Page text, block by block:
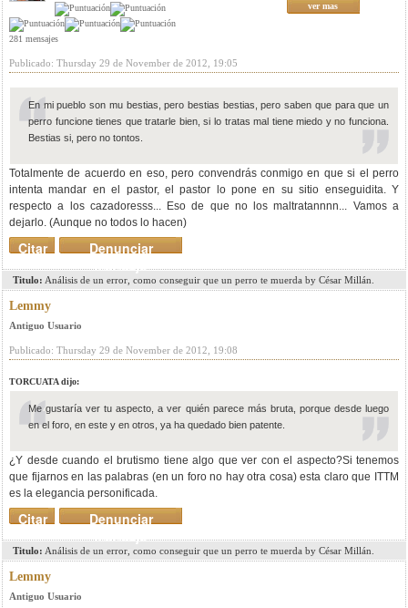
281 mensajes
ver mas
Publicado: Thursday 29 de November de 2012, 19:05
En mi pueblo son mu bestias, pero bestias bestias, pero saben que para que un
perro funcione tienes que tratarle bien, si lo tratas mal tiene miedo y no funciona.
Bestias si, pero no tontos.
Totalmente de acuerdo en eso, pero convendrás conmigo en que si el perro
intenta mandar en el pastor, el pastor lo pone en su sitio enseguidita. Y
respecto a los cazadoresss... Eso de que no los maltratannnn... Vamos a
dejarlo. (Aunque no todos lo hacen)
Denunciar
mensaje
Citar
Titulo: Análisis de un error, como conseguir que un perro te muerda by César Millán.
Lemmy
Antiguo Usuario
Publicado: Thursday 29 de November de 2012, 19:08
TORCUATA dijo:
Me gustaría ver tu aspecto, a ver quién parece más bruta, porque desde luego
en el foro, en este y en otros, ya ha quedado bien patente.
¿Y desde cuando el brutismo tiene algo que ver con el aspecto?Si tenemos
que fijarnos en las palabras (en un foro no hay otra cosa) esta claro que ITTM
es la elegancia personificada.
Denunciar
mensaje
Citar
Titulo: Análisis de un error, como conseguir que un perro te muerda by César Millán.
Lemmy
Antiguo Usuario